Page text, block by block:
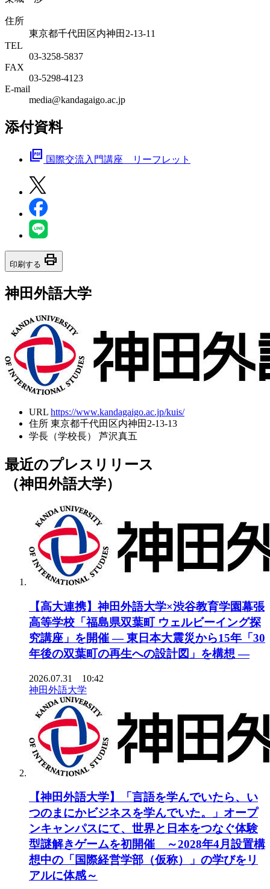
住所
東京都千代田区内神田2-13-11
TEL
03-3258-5837
FAX
03-5298-4123
E-mail
media@kandagaigo.ac.jp
添付資料
picture_as_pdf 国際交流入門講座 リーフレット
印刷する print
神田外語大学
URL https://www.kandagaigo.ac.jp/kuis/
住所 東京都千代田区内神田2-13-13
学長（学校長）
芦沢真五
最近のプレスリリース
（神田外語大学）
【高大連携】神田外語大学×渋谷教育学園幕張
高等学校「福島県双葉町 ウェルビーイング探
究講座」を開催 ― 東日本大震災から15年「30
年後の双葉町の再生への設計図」を構想 ―
2026.07.31 10:42
神田外語大学
【神田外語大学】「言語を学んでいたら、い
つのまにかビジネスを学んでいた。」オープ
ンキャンパスにて、世界と日本をつなぐ体験
型謎解きゲームを初開催 ～2028年4月設置構
想中の「国際経営学部（仮称）」の学びをリ
アルに体感～